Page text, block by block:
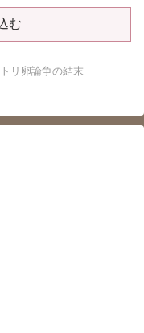
む
リ卵論争の結末